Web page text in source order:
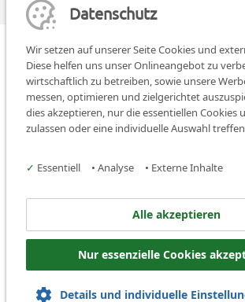
Teilen:
Facebook
Kreisjugendring
Hintere Insel Schütt 20
90403 Nürnberg
Mail: info@kjr-nuernberg.de
Datenschutz
Wir setzen auf unserer Seite Cookies und
Diese helfen uns unser Onlineangebot zu
wirtschaftlich zu betreiben, sowie unsere
messen, optimieren und zielgerichtet
dies akzeptieren, nur die essentiellen Cookies
zulassen oder eine individuelle Auswahl
✓ Essentiell • Analyse • Externe Inhalte
Alle akzeptieren
Nur essenzielle Cookies
Details und individuelle